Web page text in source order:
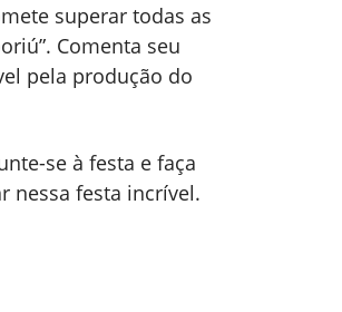
superar todas as
Comenta seu
pela produção do
se à festa e faça
nessa festa incrível.